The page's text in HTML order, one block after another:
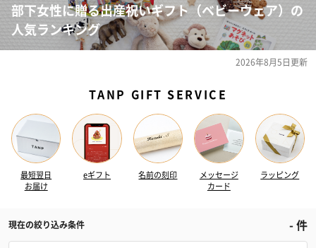
部下女性に贈る出産祝いギフト（ベビーウェア）の
人気ランキング
2026年8月5日更新
TANP GIFT SERVICE
最短翌日
お届け
eギフト 名前の刻印
メッセージ
カード
ラッピング
現在の絞り込み条件 -件